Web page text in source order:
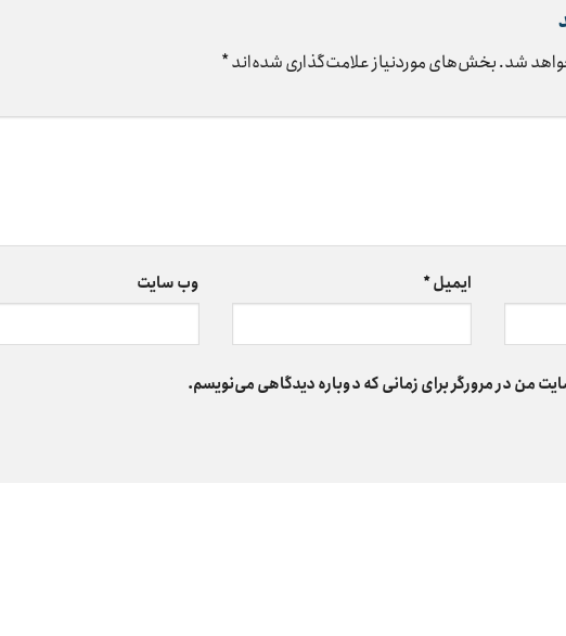
شد.بخش‌های موردنیاز علامت‌گذاری شده‌اند*
ایمیل* وب‌ سایت
من در مرورگر برای زمانی که دوباره دیدگاهی می‌نویسم.